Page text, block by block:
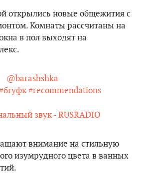
открылись новые общежития с
Комнаты рассчитаны на
в пол выходят на
@barashshka
#recommendations
звук - RUSRADIO
внимание на стильную
изумрудного цвета в ванных